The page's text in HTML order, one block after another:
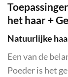
het haar +
Natuurlijke
Een van de
Poeder is het